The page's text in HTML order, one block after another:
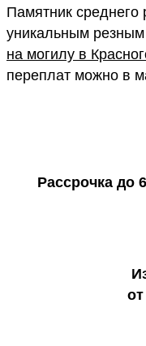
Памятник среднего
уникальным
на могилу в
переплат можно в
Рассрочка до